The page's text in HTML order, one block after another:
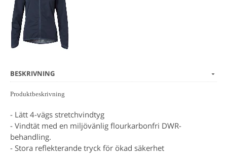
BESKRIVNING
Produktbeskrivning
- Lätt 4-vägs stretchvindtyg
- Vindtät med en miljövänlig flourkarbonfri DWR-
behandling.
- Stora reflekterande tryck för ökad säkerhet